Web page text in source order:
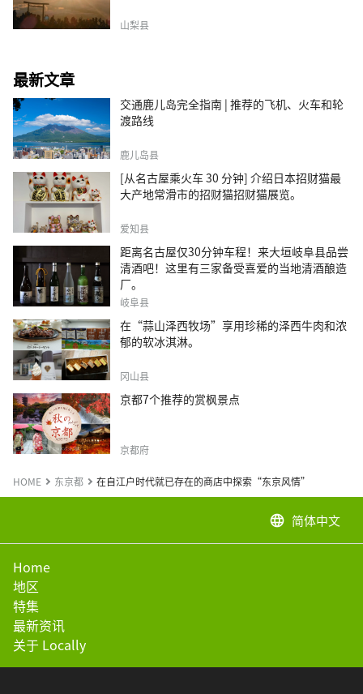
山梨县
最新文章
交通鹿儿岛完全指南 | 推荐的飞机、火车和轮
渡路线
鹿儿岛县
[从名古屋乘火车 30 分钟] 介绍日本招财猫最
大产地常滑市的招财猫招财猫展览。
爱知县
距离名古屋仅30分钟车程！来大垣岐阜县品尝
清酒吧！这里有三家备受喜爱的当地清酒酿造
厂。
岐阜县
在“蒜山泽西牧场”享用珍稀的泽西牛肉和浓
郁的软冰淇淋。
冈山县
京都7个推荐的赏枫景点
京都府
HOME 东京都 在自江户时代就已存在的商店中探索“东京风情”
language 简体中文
Home
地区
特集
最新资讯
关于 Locally